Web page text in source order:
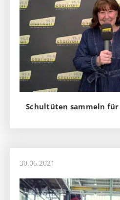
Schultüten sammeln
30.06.2021